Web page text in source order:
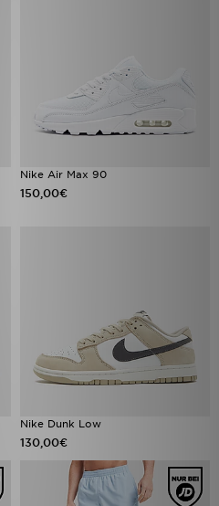
Nike Air Max 90
150,00€
Nike Dunk Low
130,00€